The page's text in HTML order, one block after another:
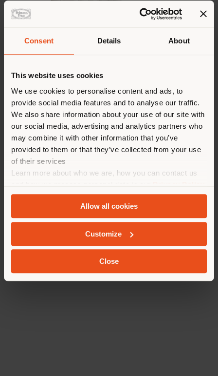
Consent Details About
This website uses cookies
We use cookies to personalise content and ads, to
provide social media features and to analyse our traffic.
We also share information about your use of our site with
our social media, advertising and analytics partners who
may combine it with other information that you’ve
provided to them or that they’ve collected from your use
of their services
Learn more about who we are, how you can contact us
andCookie Policy.
Allow all cookies
Customize
Close
1919, UNA POLTRONA
CHE SI TRASFORMA
Oltre un secolo di storia e un’estetica
senza tempo. La poltrona 1919 è un
Quest’anno si veste di una nuova
narrazione: il rivestimento in Pelle Frau®
ColorSphere® Impact Less, impresso con
trasforma il celebre modello bergère in